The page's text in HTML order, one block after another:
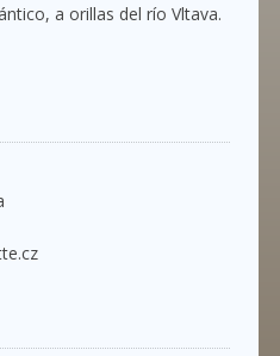
a orillas del río Vltava.